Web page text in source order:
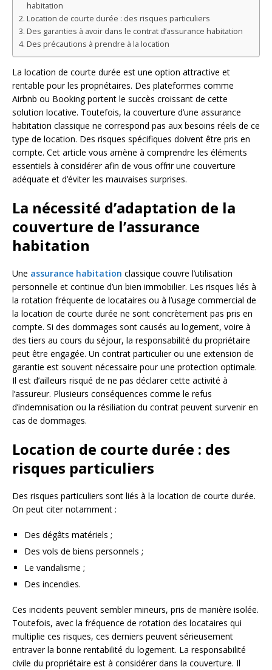
habitation
Location de courte durée : des risques particuliers
Des garanties à avoir dans le contrat d’assurance habitation
Des précautions à prendre à la location
La location de courte durée est une option attractive et
rentable pour les propriétaires. Des plateformes comme
Airbnb ou Booking portent le succès croissant de cette
solution locative. Toutefois, la couverture d’une assurance
habitation classique ne correspond pas aux besoins réels de ce
type de location. Des risques spécifiques doivent être pris en
compte. Cet article vous amène à comprendre les éléments
essentiels à considérer afin de vous offrir une couverture
adéquate et d’éviter les mauvaises surprises.
La nécessité d’adaptation de la
couverture de l’assurance
habitation
Une assurance habitation classique couvre l’utilisation
personnelle et continue d’un bien immobilier. Les risques liés à
la rotation fréquente de locataires ou à l’usage commercial de
la location de courte durée ne sont concrètement pas pris en
compte. Si des dommages sont causés au logement, voire à
des tiers au cours du séjour, la responsabilité du propriétaire
peut être engagée. Un contrat particulier ou une extension de
garantie est souvent nécessaire pour une protection optimale.
Il est d’ailleurs risqué de ne pas déclarer cette activité à
l’assureur. Plusieurs conséquences comme le refus
d’indemnisation ou la résiliation du contrat peuvent survenir en
cas de dommages.
Location de courte durée : des
risques particuliers
Des risques particuliers sont liés à la location de courte durée.
On peut citer notamment :
Des dégâts matériels ;
Des vols de biens personnels ;
Le vandalisme ;
Des incendies.
Ces incidents peuvent sembler mineurs, pris de manière isolée.
Toutefois, avec la fréquence de rotation des locataires qui
multiplie ces risques, ces derniers peuvent sérieusement
entraver la bonne rentabilité du logement. La responsabilité
civile du propriétaire est à considérer dans la couverture. Il